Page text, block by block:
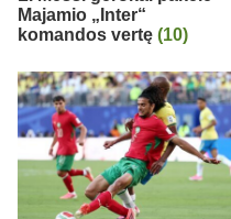
Majamio „Inter“
komandos vertę (10)